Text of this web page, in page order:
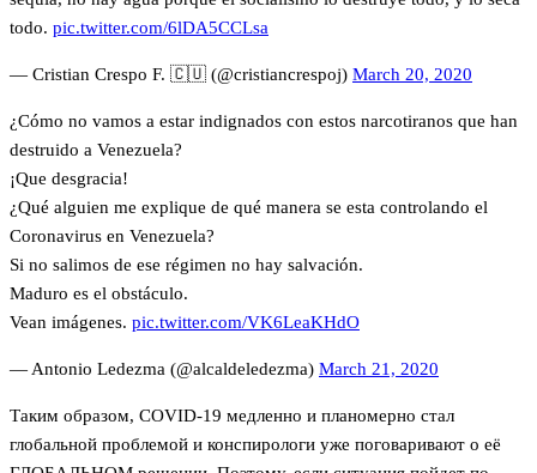
todo. pic.twitter.com/6lDA5CCLsa
— Cristian Crespo F. 🇨🇺 (@cristiancrespoj) March 20, 2020
¿Cómo no vamos a estar indignados con estos narcotiranos que han
destruido a Venezuela?
¡Que desgracia!
¿Qué alguien me explique de qué manera se esta controlando el
Coronavirus en Venezuela?
Si no salimos de ese régimen no hay salvación.
Maduro es el obstáculo.
Vean imágenes. pic.twitter.com/VK6LeaKHdO
— Antonio Ledezma (@alcaldeledezma) March 21, 2020
Таким образом, COVID-19 медленно и планомерно стал
глобальной проблемой и конспирологи уже поговаривают о её